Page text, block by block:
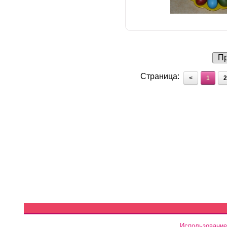
Страница: < 1 2